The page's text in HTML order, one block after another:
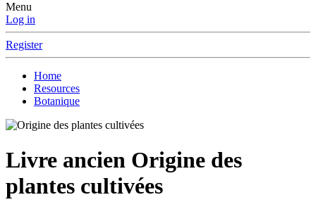
Menu
Log in
Register
Home
Resources
Botanique
Livre ancien Origine des
plantes cultivées